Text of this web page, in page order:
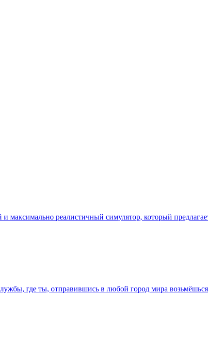
максимально реалистичный симулятор, который
где ты, отправившись в любой город мира